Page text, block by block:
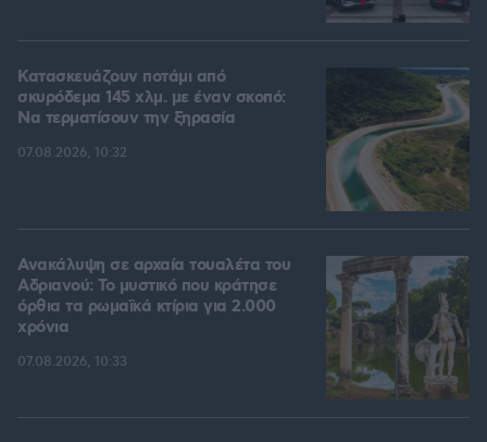
Κατασκευάζουν ποτάμι από
σκυρόδεμα 145 χλμ. με έναν σκοπό:
Να τερματίσουν την ξηρασία
07.08.2026, 10:32
Ανακάλυψη σε αρχαία τουαλέτα του
Αδριανού: Το μυστικό που κράτησε
όρθια τα ρωμαϊκά κτίρια για 2.000
χρόνια
07.08.2026, 10:33